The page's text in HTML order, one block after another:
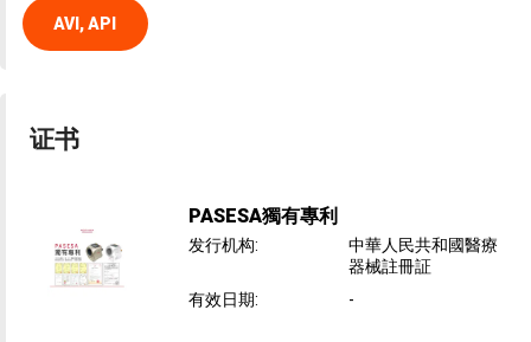
AVI, API
证书
PASESA獨有專利
发行机构:
中華人民共和國醫療
器械註冊証
有效日期: -